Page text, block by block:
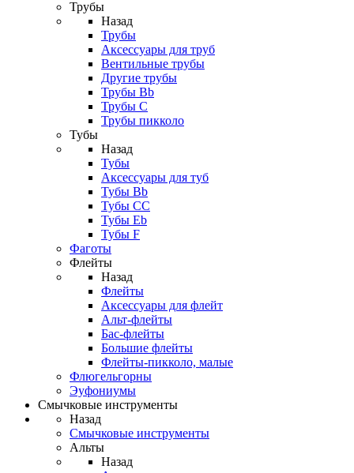
Трубы
Назад
Трубы
Аксессуары для труб
Вентильные трубы
Другие трубы
Трубы Bb
Трубы C
Трубы пикколо
Тубы
Назад
Тубы
Аксессуары для туб
Тубы Bb
Тубы CC
Тубы Eb
Тубы F
Фаготы
Флейты
Назад
Флейты
Аксессуары для флейт
Альт-флейты
Бас-флейты
Большие флейты
Флейты-пикколо, малые
Флюгельгорны
Эуфониумы
Смычковые инструменты
Назад
Смычковые инструменты
Альты
Назад